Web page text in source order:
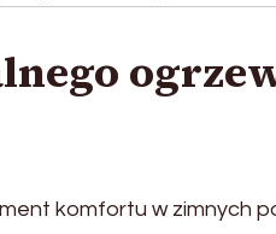
komfortu w zimnych